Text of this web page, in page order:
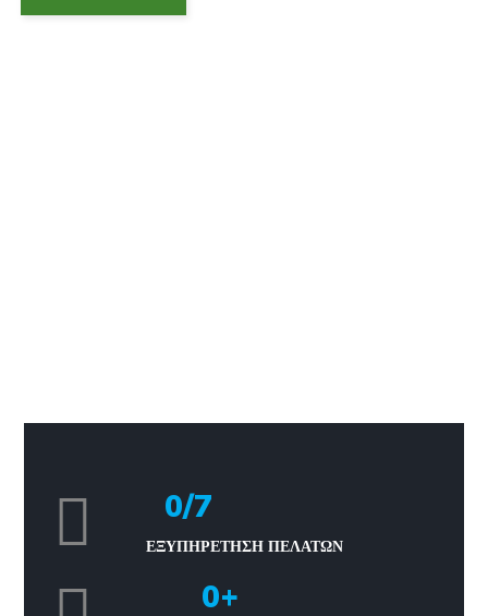
0/7
ΕΞΥΠΗΡΈΤΗΣΗ ΠΕΛΑΤΏΝ
0+